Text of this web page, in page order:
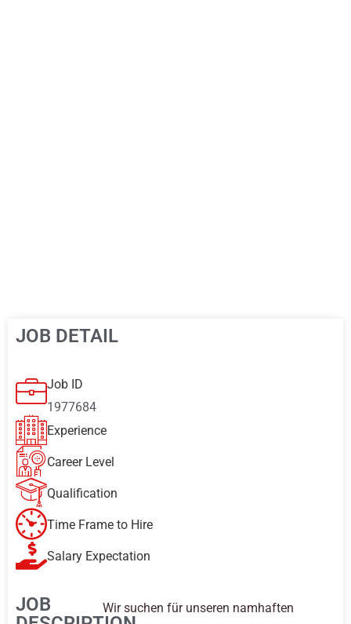
JOB DETAIL
Job ID
1977684
Experience
Career Level
Qualification
Time Frame to Hire
Salary Expectation
JOB
Wir suchen für unseren namhaften